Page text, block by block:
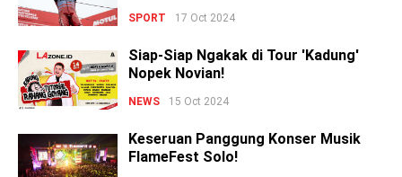
SPORT 17 Oct 2024
Siap-Siap Ngakak di Tour 'Kadung'
Nopek Novian!
NEWS 15 Oct 2024
Keseruan Panggung Konser Musik
FlameFest Solo!